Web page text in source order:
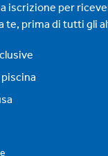
iscrizione per
te, prima di tutti gli